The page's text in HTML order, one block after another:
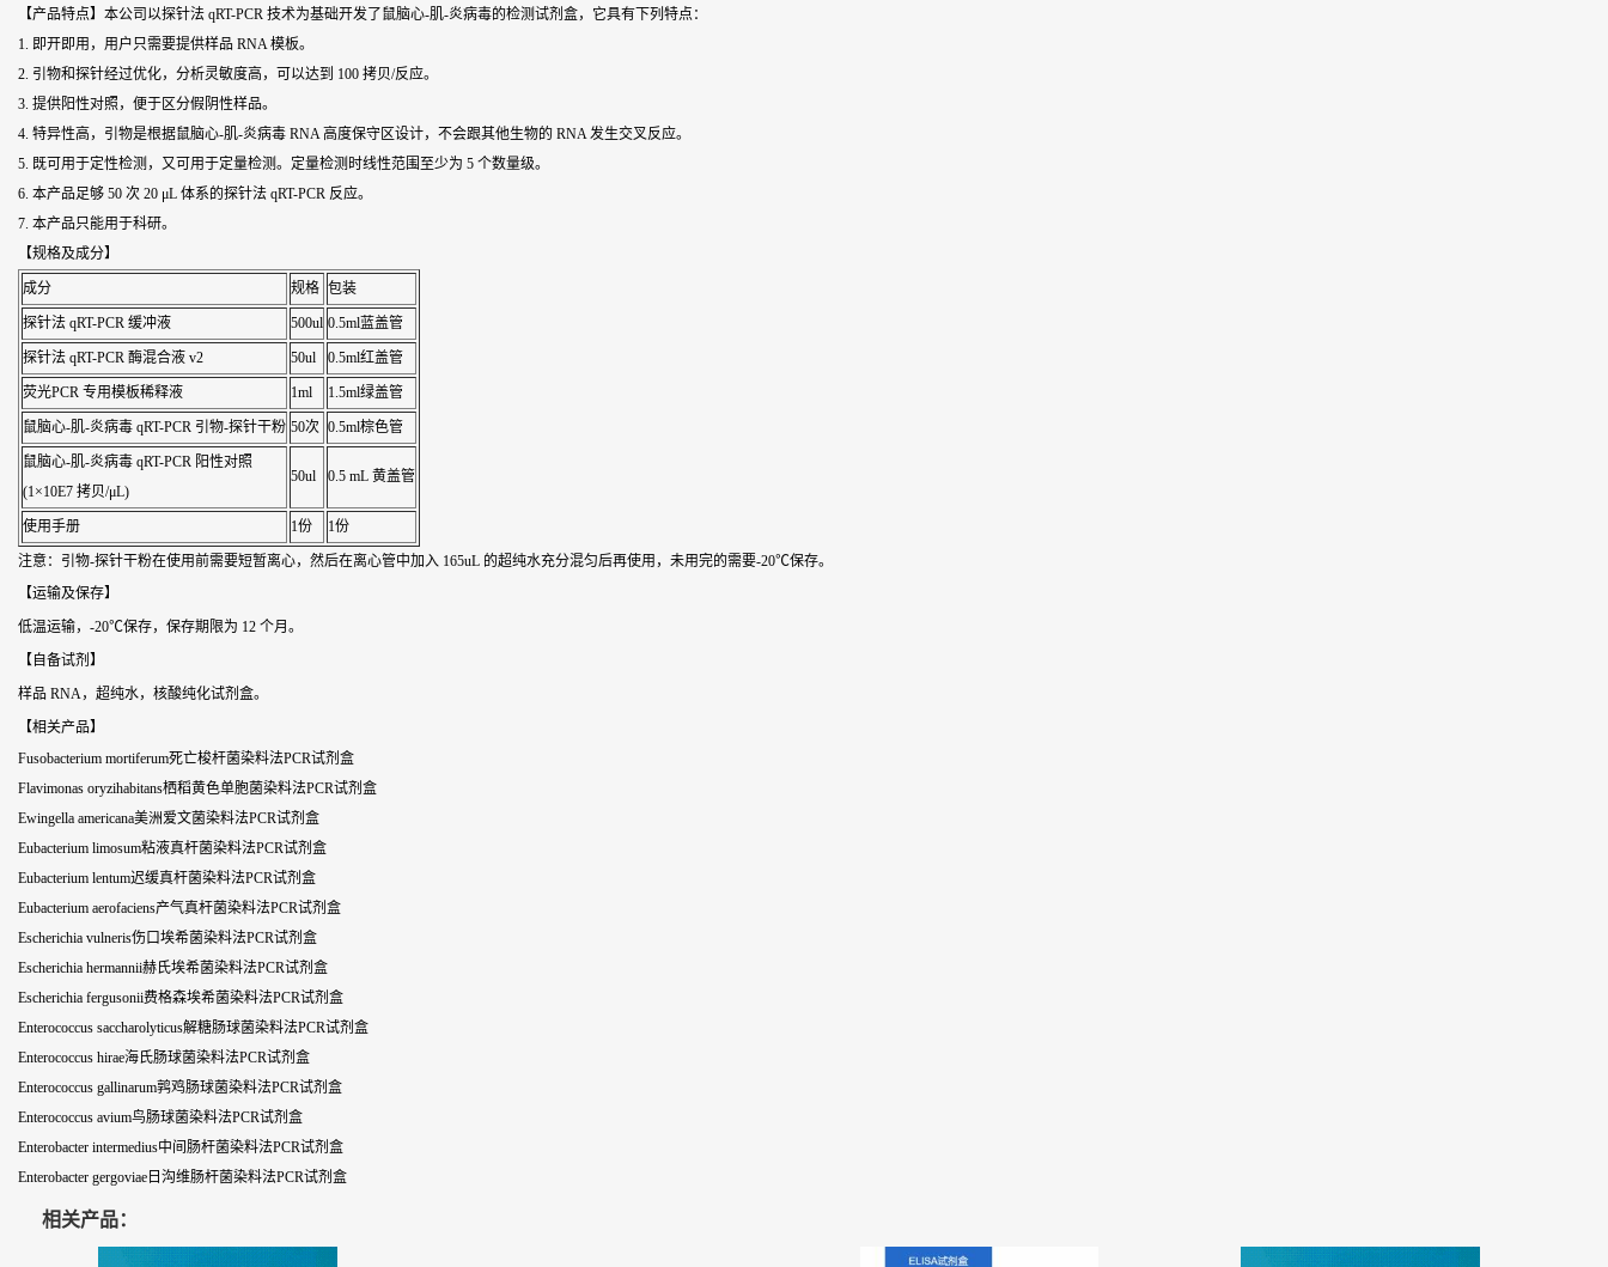
【产品特点】本公司以探针法 qRT-PCR 技术为基础开发了鼠脑心-肌-炎病毒的检测试剂盒，它具有下列特点：
1. 即开即用，用户只需要提供样品 RNA 模板。
2. 引物和探针经过优化，分析灵敏度高，可以达到 100 拷贝/反应。
3. 提供阳性对照，便于区分假阴性样品。
4. 特异性高，引物是根据鼠脑心-肌-炎病毒 RNA 高度保守区设计，不会跟其他生物的 RNA 发生交叉反应。
5. 既可用于定性检测，又可用于定量检测。定量检测时线性范围至少为 5 个数量级。
6. 本产品足够 50 次 20 μL 体系的探针法 qRT-PCR 反应。
7. 本产品只能用于科研。
【规格及成分】
成分 规格 包装
探针法 qRT-PCR 缓冲液 500ul 0.5ml蓝盖管
探针法 qRT-PCR 酶混合液 v2 50ul 0.5ml红盖管
荧光PCR 专用模板稀释液 1ml 1.5ml绿盖管
鼠脑心-肌-炎病毒 qRT-PCR 引物-探针干粉 50次 0.5ml棕色管
鼠脑心-肌-炎病毒 qRT-PCR 阳性对照
(1×10E7 拷贝/μL)
50ul 0.5 mL 黄盖管
使用手册 1份 1份
注意：引物-探针干粉在使用前需要短暂离心，然后在离心管中加入 165uL 的超纯水充分混匀后再使用，未用完的需要-20℃保存。
【运输及保存】
低温运输，-20℃保存，保存期限为 12 个月。
【自备试剂】
样品 RNA，超纯水，核酸纯化试剂盒。
【相关产品】
Fusobacterium mortiferum死亡梭杆菌染料法PCR试剂盒
Flavimonas oryzihabitans栖稻黄色单胞菌染料法PCR试剂盒
Ewingella americana美洲爱文菌染料法PCR试剂盒
Eubacterium limosum粘液真杆菌染料法PCR试剂盒
Eubacterium lentum迟缓真杆菌染料法PCR试剂盒
Eubacterium aerofaciens产气真杆菌染料法PCR试剂盒
Escherichia vulneris伤口埃希菌染料法PCR试剂盒
Escherichia hermannii赫氏埃希菌染料法PCR试剂盒
Escherichia fergusonii费格森埃希菌染料法PCR试剂盒
Enterococcus saccharolyticus解糖肠球菌染料法PCR试剂盒
Enterococcus hirae海氏肠球菌染料法PCR试剂盒
Enterococcus gallinarum鹑鸡肠球菌染料法PCR试剂盒
Enterococcus avium鸟肠球菌染料法PCR试剂盒
Enterobacter intermedius中间肠杆菌染料法PCR试剂盒
Enterobacter gergoviae日沟维肠杆菌染料法PCR试剂盒
相关产品：